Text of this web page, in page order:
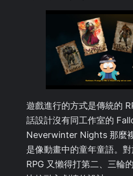
遊戲進行的方式是傳統的
話設計沒有同工作室的
Neverwinter Nights 那麼
是像動畫中的童年童語。
RPG 又懶得打第二、三輪